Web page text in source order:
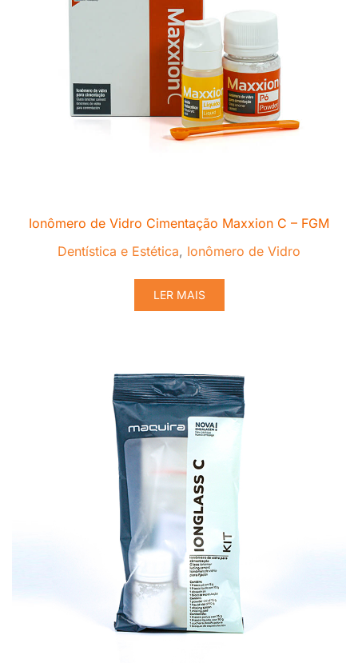
Ionômero de Vidro Cimentação Maxxion C – FGM
Dentística e Estética, Ionômero de Vidro
LER MAIS